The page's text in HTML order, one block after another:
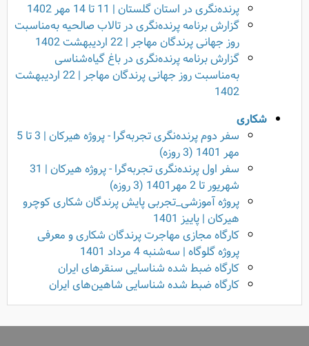
پرنده‌نگری در استان گلستان | 11 تا 14 مهر 1402
گزارش برنامه پرنده‌نگری در تالاب صالحیه به‌مناسبت
روز جهانی پرندگان مهاجر | 22 اردیبهشت 1402
گزارش برنامه پرنده‌نگری در باغ گیاه‌شناسی
به‌مناسبت روز جهانی پرندگان مهاجر | 22 اردیبهشت
1402
شکاری
سفر دوم پرنده‌نگری تجربه‌گرا - پروژه هیرکان | 3 تا 5
مهر 1401 (3 روزه)
سفر اول پرنده‌نگری تجربه‌گرا - پروژه هیرکان | 31
شهریور تا 2 مهر1401 (3 روزه)
پروژه آموزشی_تجربی پایش پرندگان شکاری کوچرو
هیرکان | پاییز 1401
کارگاه مجازی مهاجرت پرندگان شکاری و معرفی
پروژه گلوگاه | سه‌شنبه 4 مرداد 1401
کارگاه ضبط شده شناسایی سنقرهای ایران
کارگاه ضبط شده‌ شناسایی شاهین‌های ایران